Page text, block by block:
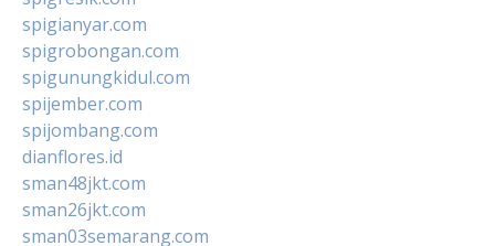
spigianyar.com
spigrobongan.com
spigunungkidul.com
spijember.com
spijombang.com
dianflores.id
sman48jkt.com
sman26jkt.com
sman03semarang.com